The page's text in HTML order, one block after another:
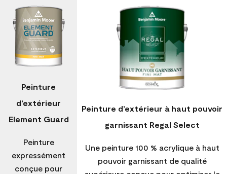
Peinture
d’extérieur
Element Guard
Peinture
expressément
conçue pour
Peinture d’extérieur à haut pouvoir
garnissant Regal Select
Une peinture 100 % acrylique à haut
pouvoir garnissant de qualité